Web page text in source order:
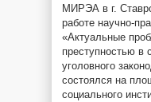
МИРЭА в г.
работе научно-
«Актуальные
преступностью в
уголовного
состоялся на
социального